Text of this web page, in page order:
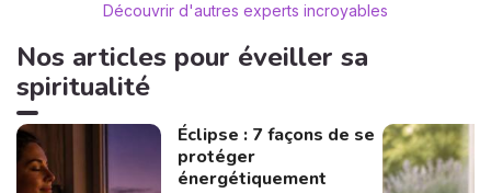
Découvrir d'autres experts incroyables
Nos articles pour éveiller sa
spiritualité
Éclipse : 7 façons de se
protéger
énergétiquement